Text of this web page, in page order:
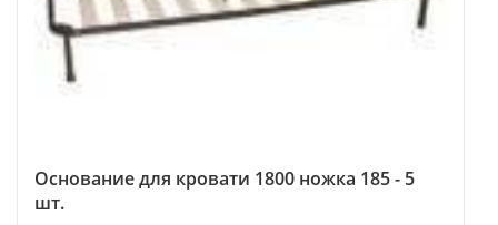
Основание для кровати 1800 ножка 185 - 5
шт.